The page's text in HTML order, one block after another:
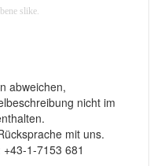
abweichen,
nicht im
mit uns.
1-7153 681